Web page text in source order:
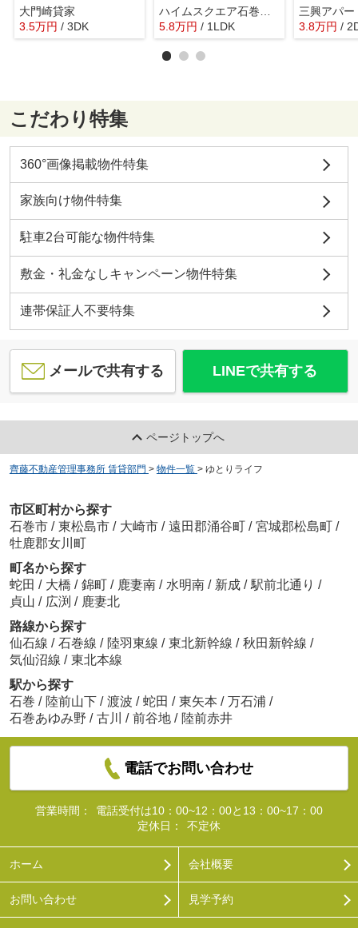
大門崎貸家
3.5万円 / 3DK
5.8万円 / 1LDK
三興アパー
3.8万円 /
こだわり特集
360°画像掲載物件特集
家族向け物件特集
駐車2台可能な物件特集
敷金・礼金なしキャンペーン物件特集
連帯保証人不要特集
メールで共有する LINEで共有する
ページトップへ
齊藤不動産管理事務所 賃貸部門 > 物件一覧 > ゆとりライフ
市区町村から探す
石巻市 / 東松島市 / 大崎市 / 遠田郡涌谷町 / 宮城郡松島町 /
牡鹿郡女川町
町名から探す
蛇田 / 大橋 / 錦町 / 鹿妻南 / 水明南 / 新成 / 駅前北通り /
貞山 / 広渕 / 鹿妻北
路線から探す
仙石線 / 石巻線 / 陸羽東線 / 東北新幹線 / 秋田新幹線 /
気仙沼線 / 東北本線
駅から探す
石巻 / 陸前山下 / 渡波 / 蛇田 / 東矢本 / 万石浦 /
石巻あゆみ野 / 古川 / 前谷地 / 陸前赤井
電話でお問い合わせ
営業時間：
電話受付は10：00~12：00と13：00~17：00
定休日：
不定休
ホーム 会社概要
お問い合わせ 見学予約